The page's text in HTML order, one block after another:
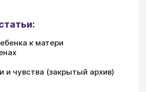
к матери
и чувства (закрытый архив)